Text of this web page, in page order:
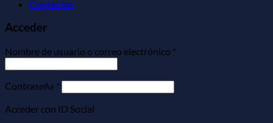
Contactos
Acceder
Nombre de usuario o correo electrónico *
Contraseña *
Acceder con ID Social